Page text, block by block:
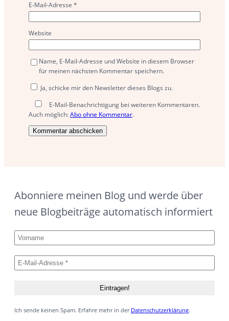
E-Mail-Adresse *
Website
Name, E-Mail-Adresse und Website in diesem Browser
für meinen nächsten Kommentar speichern.
Ja, schicke mir den Newsletter dieses Blogs zu.
E-Mail-Benachrichtigung bei weiteren Kommentaren.
Auch möglich:Abo ohne Kommentar.
Abonniere meinen Blog und werde über
neue Blogbeiträge automatisch informiert
Ich sende keinen Spam. Erfahre mehr in der Datenschutzerklärung.